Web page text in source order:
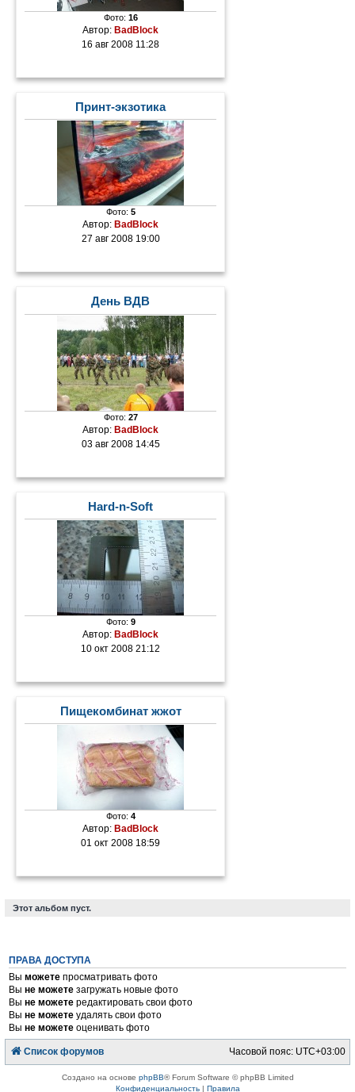
Фото: 16
Автор: BadBlock
16 авг 2008 11:28
Принт-экзотика
Фото: 5
Автор: BadBlock
27 авг 2008 19:00
День ВДВ
Фото: 27
Автор:BadBlock
03 авг 2008 14:45
Hard-n-Soft
Фото: 9
Автор:BadBlock
10 окт 2008 21:12
Пищекомбинат жжот
Фото: 4
Автор: BadBlock
01 окт 2008 18:59
Этот альбом пуст.
ПРАВА ДОСТУПА
Выможете просматривать фото
Выне можете загружать новые фото
Выне можете редактировать свои фото
Выне можете удалять свои фото
Выне можете оценивать фото
Список форумов Часовой пояс: UTC+03:00
Создано на основе phpBB® Forum Software © phpBB Limited
Конфиденциальность| Правила